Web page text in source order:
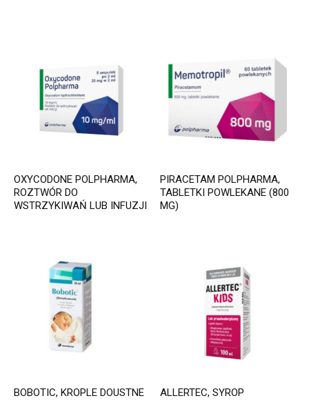
OXYCODONE POLPHARMA,
ROZTWÓR DO
WSTRZYKIWAŃ LUB INFUZJI
PIRACETAM POLPHARMA,
TABLETKI POWLEKANE (800
MG)
BOBOTIC, KROPLE DOUSTNE ALLERTEC, SYROP